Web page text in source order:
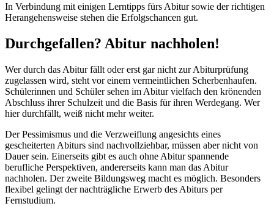
In Verbindung mit einigen Lerntipps fürs Abitur sowie der richtigen
Herangehensweise stehen die Erfolgschancen gut.
Durchgefallen? Abitur nachholen!
Wer durch das Abitur fällt oder erst gar nicht zur Abiturprüfung
zugelassen wird, steht vor einem vermeintlichen Scherbenhaufen.
Schülerinnen und Schüler sehen im Abitur vielfach den krönenden
Abschluss ihrer Schulzeit und die Basis für ihren Werdegang. Wer
hier durchfällt, weiß nicht mehr weiter.
Der Pessimismus und die Verzweiflung angesichts eines
gescheiterten Abiturs sind nachvollziehbar, müssen aber nicht von
Dauer sein. Einerseits gibt es auch ohne Abitur spannende
berufliche Perspektiven, andererseits kann man das Abitur
nachholen. Der zweite Bildungsweg macht es möglich. Besonders
flexibel gelingt der nachträgliche Erwerb des Abiturs per
Fernstudium.